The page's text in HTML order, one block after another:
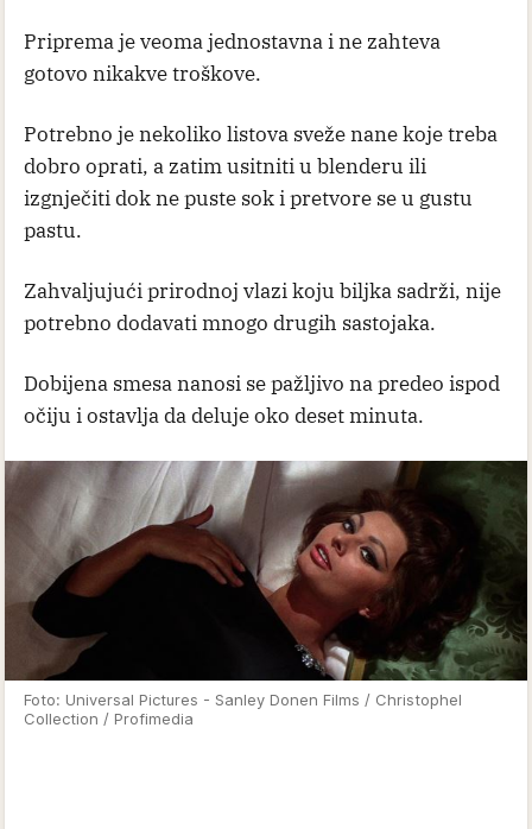
Priprema je veoma jednostavna i ne zahteva
gotovo nikakve troškove.
Potrebno je nekoliko listova sveže nane koje treba
dobro oprati, a zatim usitniti u blenderu ili
izgnječiti dok ne puste sok i pretvore se u gustu
pastu.
Zahvaljujući prirodnoj vlazi koju biljka sadrži, nije
potrebno dodavati mnogo drugih sastojaka.
Dobijena smesa nanosi se pažljivo na predeo ispod
očiju i ostavlja da deluje oko deset minuta.
Foto: Universal Pictures - Sanley Donen Films / Christophel
Collection / Profimedia